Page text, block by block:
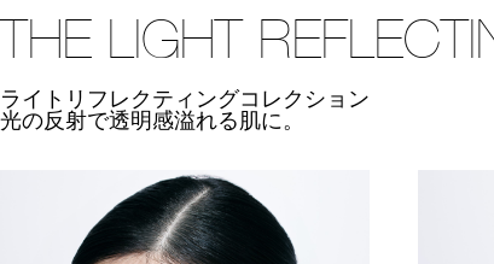
THE LIGHT
ライトリフレクティングコレクション
光の反射で透明感溢れる肌に。